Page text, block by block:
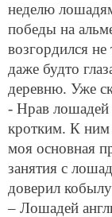
неделю
победы на
возгордился
даже будто
деревню. Уже
- Нрав лошадей
кротким. К
моя основная
занятия с
доверил
– Лошадей